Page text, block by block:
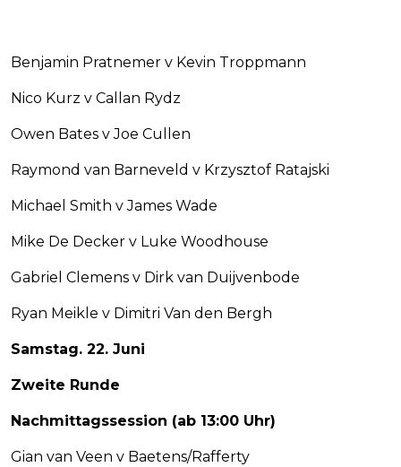
Benjamin Pratnemer v Kevin Troppmann
Nico Kurz v Callan Rydz
Owen Bates v Joe Cullen
Raymond van Barneveld v Krzysztof Ratajski
Michael Smith v James Wade
Mike De Decker v Luke Woodhouse
Gabriel Clemens v Dirk van Duijvenbode
Ryan Meikle v Dimitri Van den Bergh
Samstag. 22. Juni
Zweite Runde
Nachmittagssession (ab 13:00 Uhr)
Gian van Veen v Baetens/Rafferty